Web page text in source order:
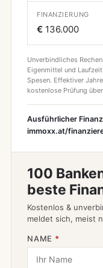
FINANZIERUNG
€ 136.000
Unverbindliches
Eigenmittel und
Spesen. Effektiver
kostenlose Prüfung
Ausführlicher
immoxx.at/
100
beste
Kostenlos &
meldet sich, meist
NAME *